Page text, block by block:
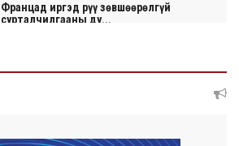
Францад иргэд рүү зөвшөөрөлгүй
сурталчилгааны ду...
6 цаг 41 минут